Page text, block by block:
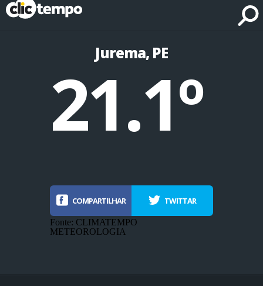
Jurema, PE
Fonte: CLIMATEMPO METEOROLOGIA
21.1º
COMPARTILHAR TWITTAR
Fonte: CLIMATEMPO
METEOROLOGIA